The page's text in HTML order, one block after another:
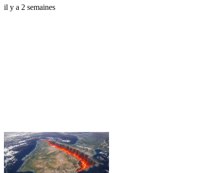
il y a 2 semaines